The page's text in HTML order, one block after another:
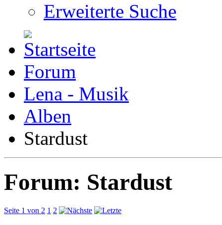
Erweiterte Suche
Forum
Lena - Musik
Alben
Stardust
Forum: Stardust
Seite 1 von 2 1 2